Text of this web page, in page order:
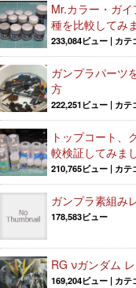
Mr.カラー・ガ
種を比較してみ
233,084ビュー | カテ
ガンプラパーツ
方
222,251ビュー | カテ
トップコート、
較検証してみま
210,765ビュー | カテ
ガンプラ素組み
178,583ビュー
RG νガンダム
169,204ビュー | カテ